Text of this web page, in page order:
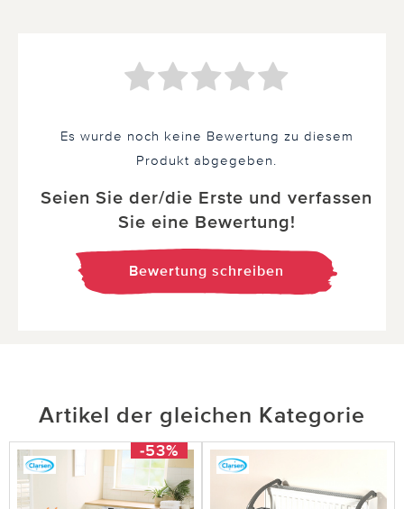
Es wurde noch keine Bewertung zu diesem
Produkt abgegeben.
Seien Sie der/die Erste und verfassen
Sie eine Bewertung!
Bewertung schreiben
Artikel der gleichen Kategorie
-53%